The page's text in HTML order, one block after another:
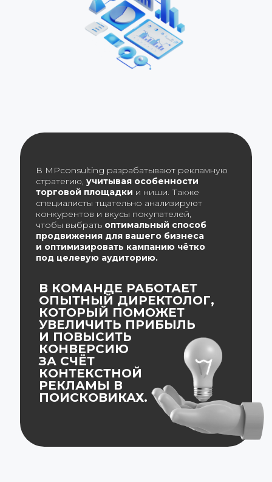
В КОМАНДЕ РАБОТАЕТ
ОПЫТНЫЙ ДИРЕКТОЛОГ,
КОТОРЫЙ ПОМОЖЕТ
УВЕЛИЧИТЬ ПРИБЫЛЬ
И ПОВЫСИТЬ
КОНВЕРСИЮ
ЗА СЧЁТ
КОНТЕКСТНОЙ
РЕКЛАМЫ В
ПОИСКОВИКАХ.
В MPconsulting разрабатывают рекламную
стратегию, учитывая особенности
торговой площадки и ниши. Также
специалисты тщательно анализируют
конкурентов и вкусы покупателей,
чтобы выбрать оптимальный способ
продвижения для вашего бизнеса
и оптимизировать кампанию чётко
под целевую аудиторию.